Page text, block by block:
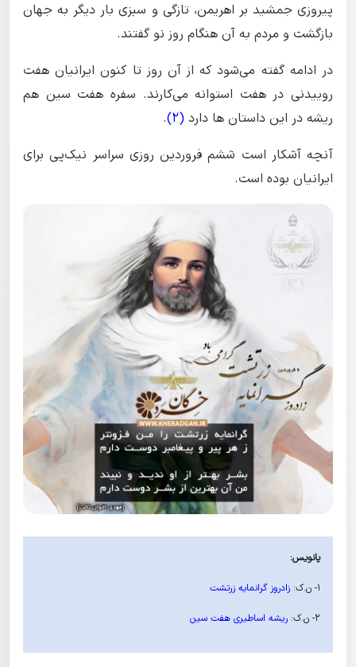
پیروزی جمشید بر اهریمن، تازگی و سبزی بار دیگر به جهان
بازگشت و مردم به آن هنگام روز نو گفتند.
در ادامه گفته می‌شود که از آن روز تا کنون ایرانیان هفت
روییدنی در هفت استوانه می‌کارند. سفره هفت سین هم
ریشه در این داستان ها دارد (2)
.
آنچه آشکار است ششم فروردین روزی سراسر نیک‌پی برای
ایرانیان بوده است.
پانویس:
۱- ن.ک: زادروز گرانمایه زرتشت
۲- ن.ک: ریشه اساطیری هفت سین